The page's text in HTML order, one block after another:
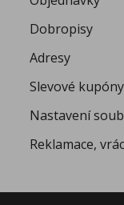
Dobropisy
Adresy
Slevové kupóny
Nastavení
Reklamace,